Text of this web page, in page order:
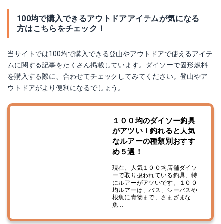
100均で購入できるアウトドアアイテムが気になる
方はこちらをチェック！
当サイトでは100均で購入できる登山やアウトドアで使えるアイテ
ムに関する記事をたくさん掲載しています。ダイソーで固形燃料
を購入する際に、合わせてチェックしてみてください。登山やア
ウトドアがより便利になるでしょう。
１００均のダイソー釣具
がアツい！釣れると人気
なルアーの種類別おすす
め５選！
現在、人気１００均店舗ダイソ
ーで取り扱われている釣具、特
にルアーがアツいです。１００
均ルアーは、バス、シーバスや
根魚に青物まで、さまざまな
魚...